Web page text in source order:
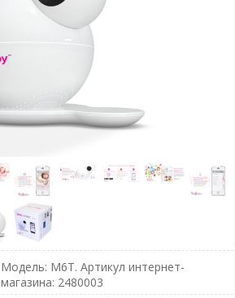
Модель: M6T. Артикул интернет-
магазина: 2480003